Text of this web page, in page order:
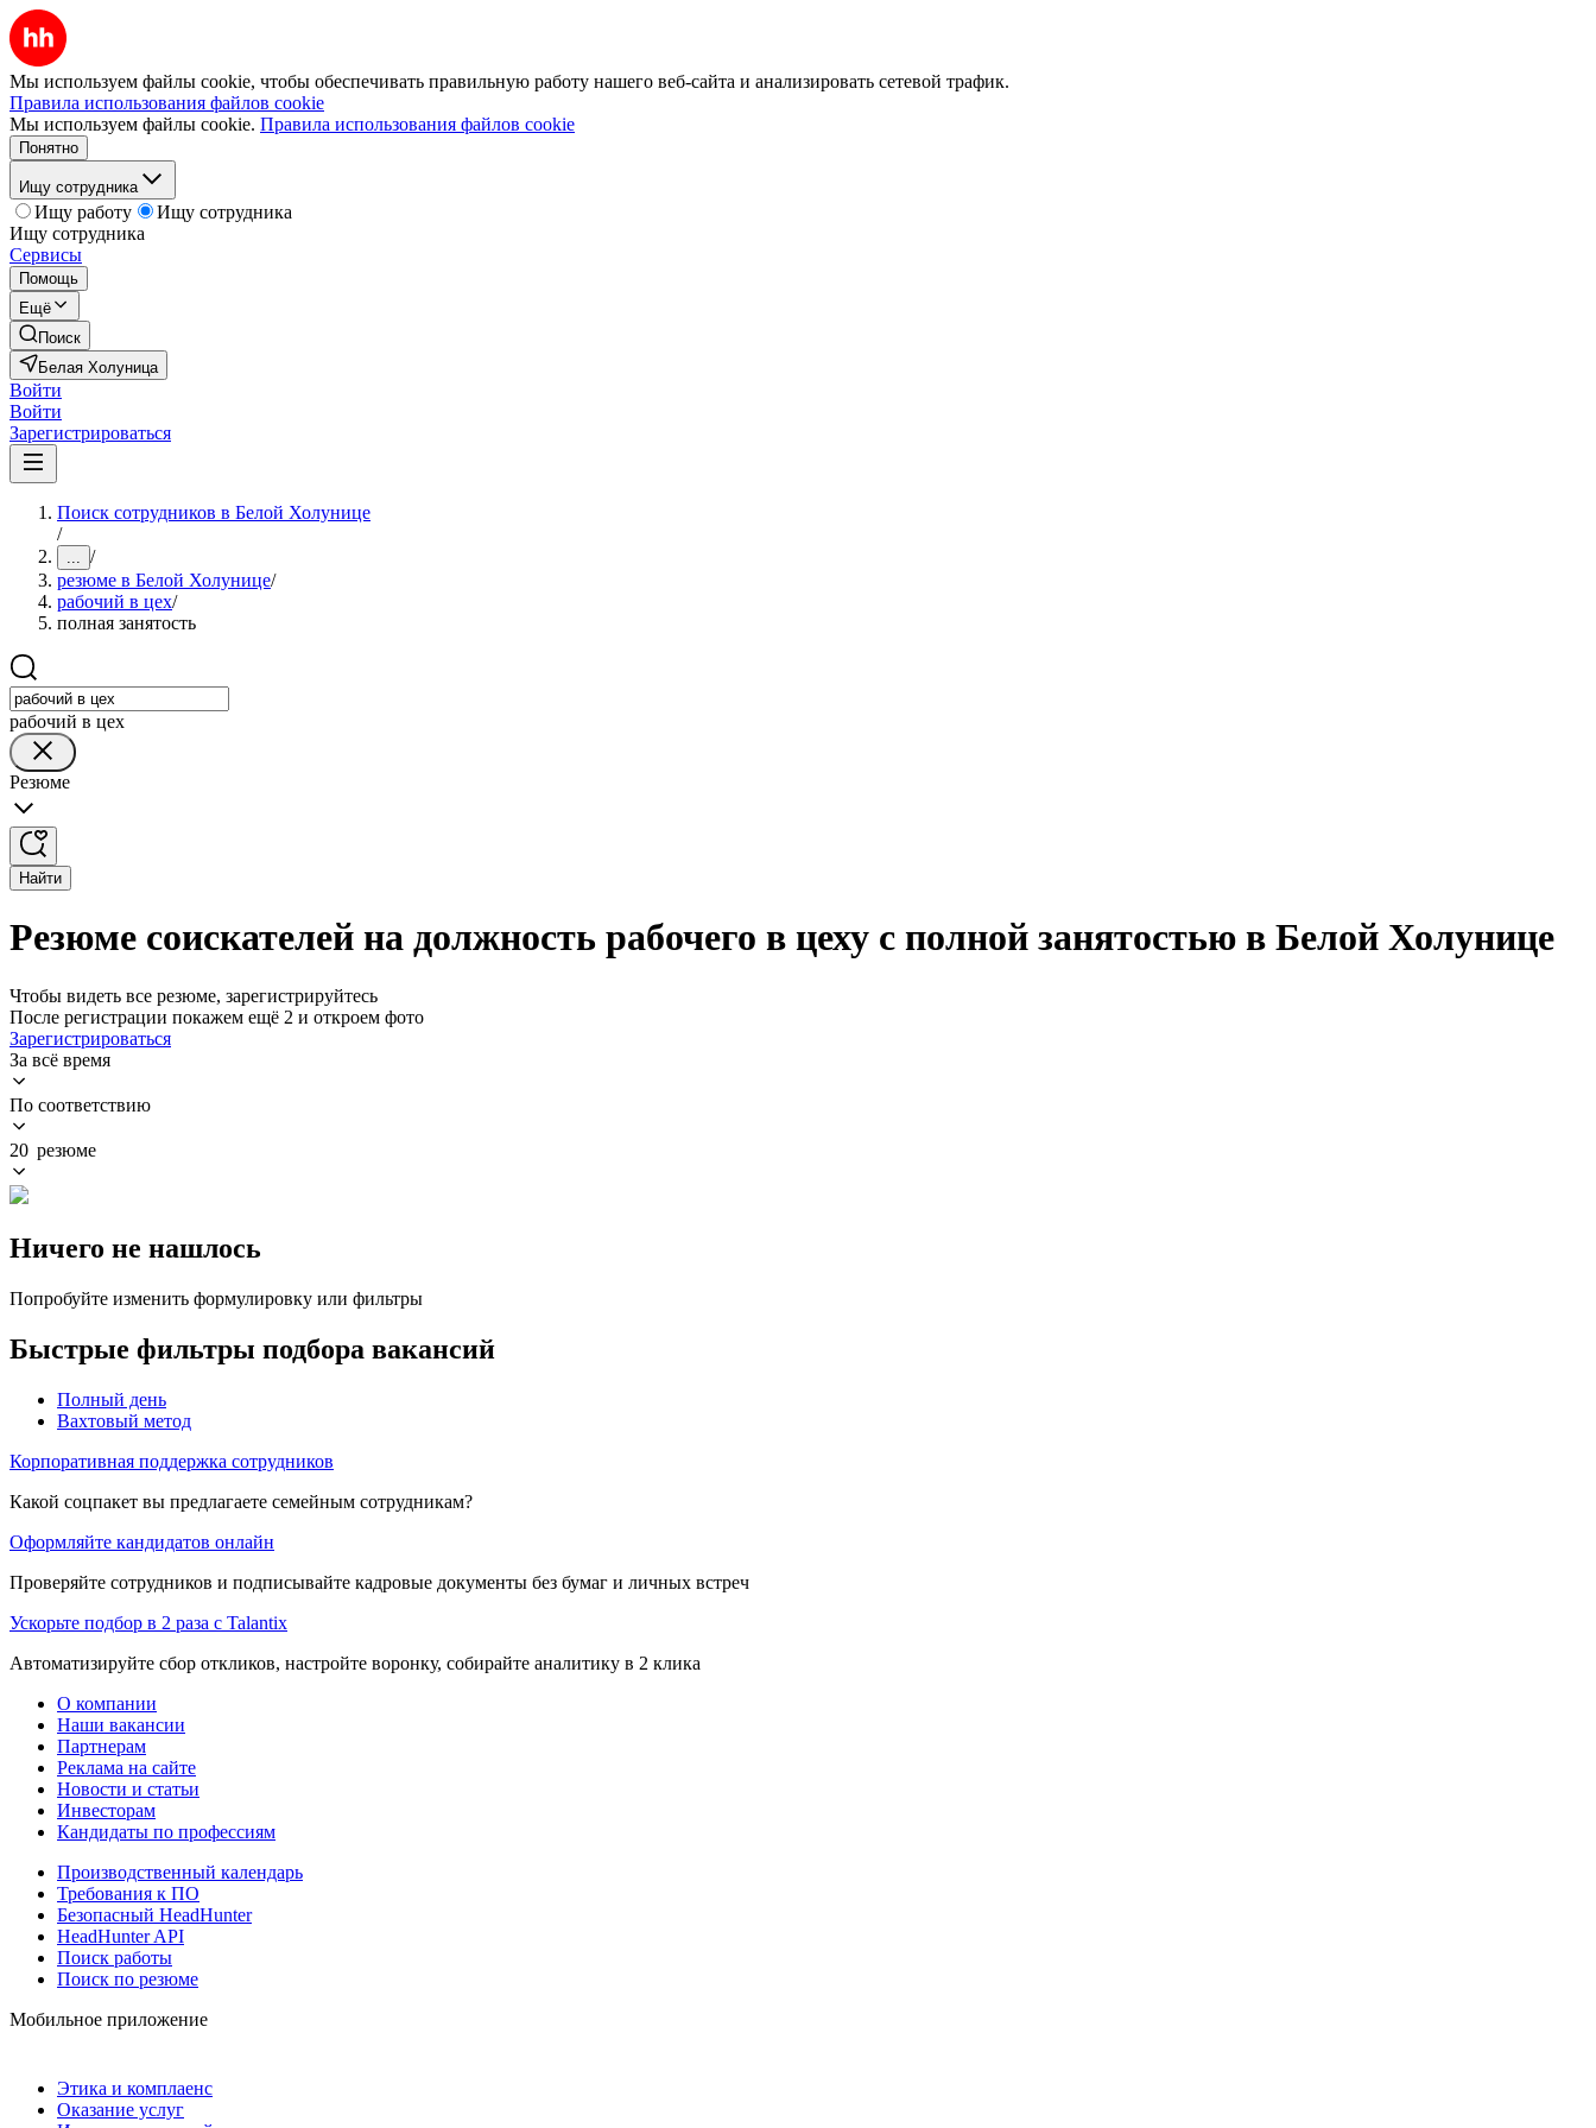
Мы используем файлы cookie, чтобы обеспечивать правильную работу нашего веб-сайта и анализировать сетевой трафик.
Правила использования файлов cookie
Мы используем файлы cookie. Правила использования файлов cookie
Понятно
Ищу сотрудника
Ищу работу
Ищу сотрудника
Ищу сотрудника
Сервисы
Помощь
Ещё
Поиск
Белая Холуница
Войти
Войти
Зарегистрироваться
Поиск сотрудников в Белой Холунице
/
... /
резюме в Белой Холунице/
рабочий в цех/
полная занятость
рабочий в цех
Резюме
Найти
Резюме соискателей на должность рабочего в цеху с полной занятостью в Белой Холунице
Чтобы видеть все резюме, зарегистрируйтесь
После регистрации покажем ещё 2 и откроем фото
Зарегистрироваться
За всё время
По соответствию
20 резюме
Ничего не нашлось
Попробуйте изменить формулировку или фильтры
Быстрые фильтры подбора вакансий
Полный день
Вахтовый метод
Корпоративная поддержка сотрудников
Какой соцпакет вы предлагаете семейным сотрудникам?
Оформляйте кандидатов онлайн
Проверяйте сотрудников и подписывайте кадровые документы без бумаг и личных встреч
Ускорьте подбор в 2 раза с Talantix
Автоматизируйте сбор откликов, настройте воронку, собирайте аналитику в 2 клика
О компании
Наши вакансии
Партнерам
Реклама на сайте
Новости и статьи
Инвесторам
Кандидаты по профессиям
Производственный календарь
Требования к ПО
Безопасный HeadHunter
HeadHunter API
Поиск работы
Поиск по резюме
Мобильное приложение
Этика и комплаенс
Оказание услуг